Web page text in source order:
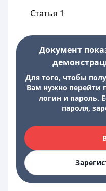
Статья 1
Документ
Для того, чтобы
Вам нужно перейти
логин и пароль.
пароля,